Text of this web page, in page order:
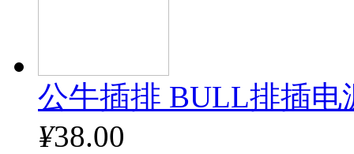
公牛插排 BULL排插电
¥38.00